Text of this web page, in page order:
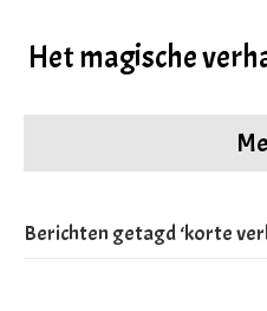
Het magische
Berichten getagd ‘korte